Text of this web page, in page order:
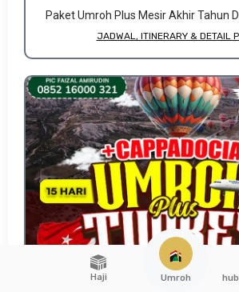
Paket Umroh Plus Mesir Akhir Tahun
JADWAL, ITINERARY & DETAIL
Haji Umroh